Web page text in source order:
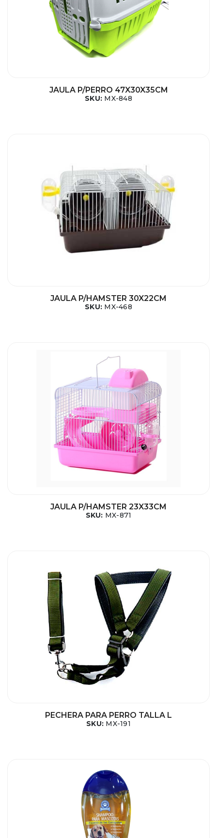
JAULA P/PERRO 47X30X35CM
SKU: MX-848
JAULA P/HAMSTER 30X22CM
SKU: MX-468
JAULA P/HAMSTER 23X33CM
SKU: MX-871
PECHERA PARA PERRO TALLA L
SKU: MX-191